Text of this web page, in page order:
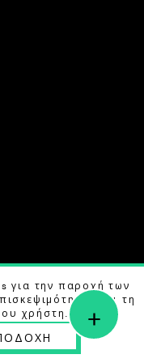
RESERVED.
BYB LABS
για την παροχή των
και τη
χρήστη. Μάθετε
+